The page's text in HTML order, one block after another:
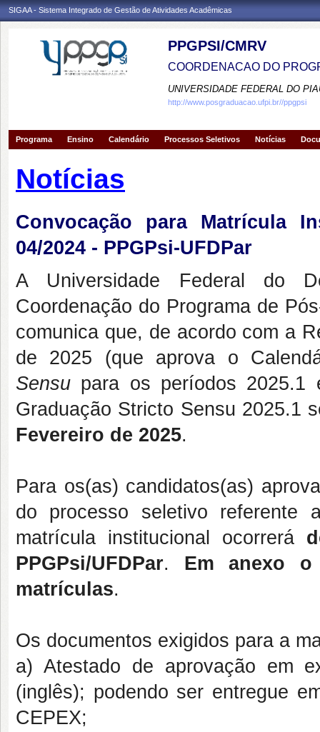
SIGAA - Sistema Integrado de Gestão de Atividades Acadêmicas
PPGPSI/CMRV
COORDENACAO DO
UNIVERSIDADE FEDERAL DO
http://www.posgraduacao.ufpi.br//ppgpsi
Programa Ensino Calendário Processos Seletivos Notícias
Notícias
Convocação para Matrícula
04/2024 - PPGPsi-UFDPar
A Universidade Federal do
Coordenação do Programa de
comunica que, de acordo com a
de 2025 (que aprova o
Sensu para os períodos 2025.1
Graduação Stricto Sensu 2025.1
Fevereiro de 2025.
Para os(as) candidatos(as)
do processo seletivo referente
matrícula institucional ocorrerá
PPGPsi/UFDPar. Em anexo o
matrículas.
Os documentos exigidos para a
a) Atestado de aprovação em
(inglês); podendo ser entregue
CEPEX;